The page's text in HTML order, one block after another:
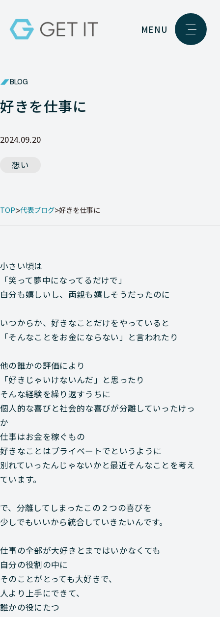
MENU
BLOG
好きを仕事に
2024.09.20
想い
TOP 代表ブログ 好きを仕事に
小さい頃は
「笑って夢中になってるだけで」
自分も嬉しいし、両親も嬉しそうだったのに
いつからか、好きなことだけをやっていると
「そんなことをお金にならない」と言われたり
他の誰かの評価により
「好きじゃいけないんだ」と思ったり
そんな経験を繰り返すうちに
個人的な喜びと社会的な喜びが分離していったけっ
か
仕事はお金を稼ぐもの
好きなことはプライベートでというように
別れていったんじゃないかと最近そんなことを考え
ています。
で、分離してしまったこの２つの喜びを
少しでもいいから統合していきたいんです。
仕事の全部が大好きとまではいかなくても
自分の役割の中に
そのことがとっても大好きで、
人より上手にできて、
誰かの役にたつ